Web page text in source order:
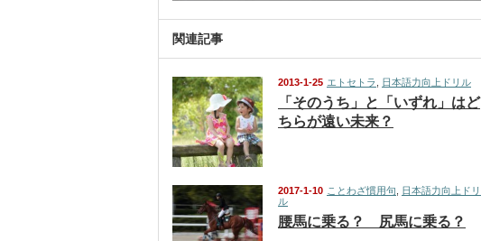
関連記事
2013-1-25 エトセトラ 日本語力向上ドリル
「そのうち」と「いずれ」はど
ちらが遠い未来？
2017-1-10 ことわざ慣用句
日本語力向上ドリ
ル
腰馬に乗る？ 尻馬に乗る？